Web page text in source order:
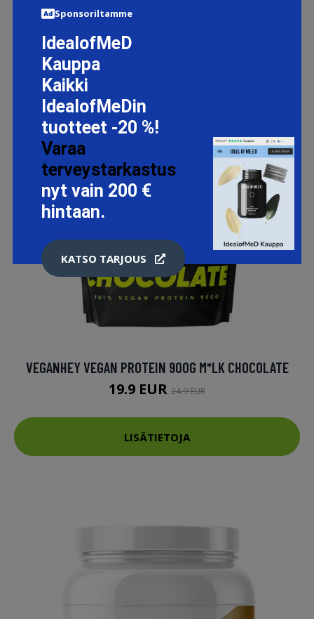
VEGANHEY VEGAN PROTEIN 900G M*LK CHOCOLATE
19.9 EUR 24.9 EUR
LISÄTIETOJA
Sponsoriltamme
IdealofMeD
Kauppa
Kaikki
IdealofMeDin
tuotteet -20 %!
Varaa
terveystarkastus
nyt vain 200 €
hintaan.
KATSO TARJOUS